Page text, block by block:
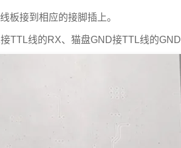
板接到相应的接脚插上。
TTL线的RX、猫盘GND接TTL线的GND